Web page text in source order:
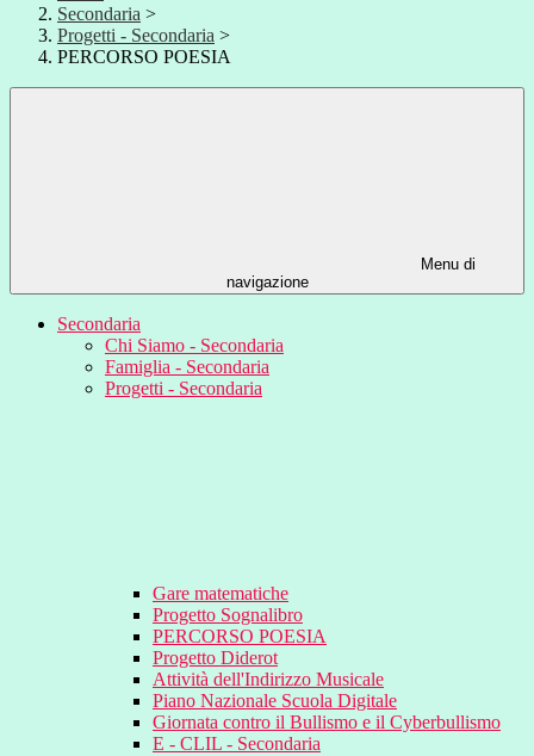
Secondaria >
Progetti - Secondaria >
PERCORSO POESIA
Menu di
navigazione
Secondaria
Chi Siamo - Secondaria
Famiglia - Secondaria
Progetti - Secondaria
Gare matematiche
Progetto Sognalibro
PERCORSO POESIA
Progetto Diderot
Attività dell'Indirizzo Musicale
Piano Nazionale Scuola Digitale
Giornata contro il Bullismo e il Cyberbullismo
E - CLIL - Secondaria